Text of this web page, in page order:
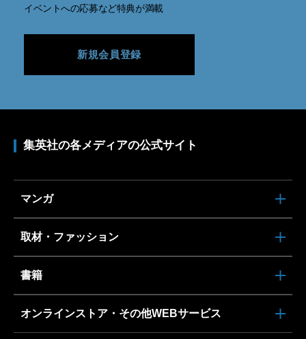
イベントへの応募など特典が満載
新規会員登録
集英社の各メディアの公式サイト
マンガ
取材・ファッション
書籍
オンラインストア・その他WEBサービス